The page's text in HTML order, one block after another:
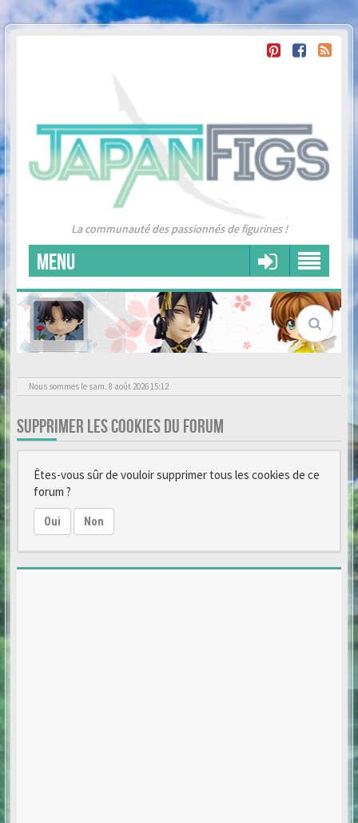
La communauté des passionnés de figurines !
MENU
Nous sommes le sam. 8 août 2026 15:12
SUPPRIMER LES COOKIES DU FORUM
Êtes-vous sûr de vouloir supprimer tous les cookies de ce
forum ?
Oui Non